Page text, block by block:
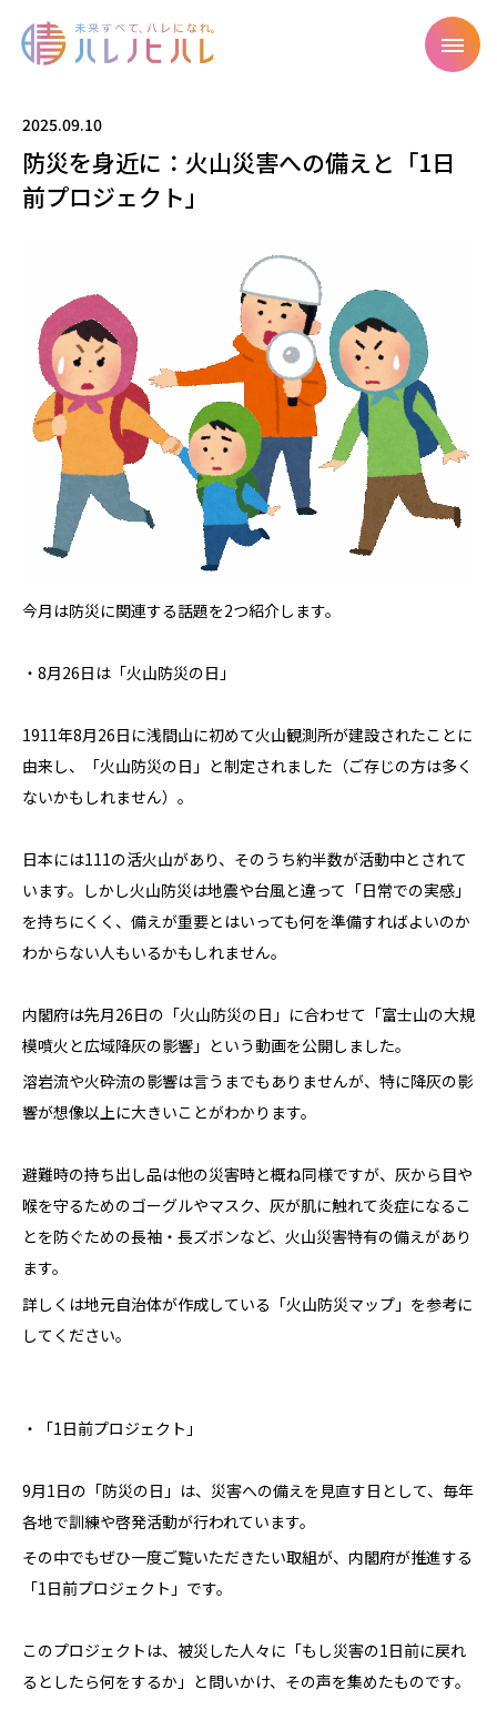
2025.09.10
防災を身近に：火山災害への備えと「1日
前プロジェクト」
今月は防災に関連する話題を2つ紹介します。
・8月26日は「火山防災の日」
1911年8月26日に浅間山に初めて火山観測所が建設されたことに
由来し、「火山防災の日」と制定されました（ご存じの方は多く
ないかもしれません）。
日本には111の活火山があり、そのうち約半数が活動中とされて
います。しかし火山防災は地震や台風と違って「日常での実感」
を持ちにくく、備えが重要とはいっても何を準備すればよいのか
わからない人もいるかもしれません。
内閣府は先月26日の「火山防災の日」に合わせて「富士山の大規
模噴火と広域降灰の影響」という動画を公開しました。
溶岩流や火砕流の影響は言うまでもありませんが、特に降灰の影
響が想像以上に大きいことがわかります。
避難時の持ち出し品は他の災害時と概ね同様ですが、灰から目や
喉を守るためのゴーグルやマスク、灰が肌に触れて炎症になるこ
とを防ぐための長袖・長ズボンなど、火山災害特有の備えがあり
ます。
詳しくは地元自治体が作成している「火山防災マップ」を参考に
してください。
・「1日前プロジェクト」
9月1日の「防災の日」は、災害への備えを見直す日として、毎年
各地で訓練や啓発活動が行われています。
その中でもぜひ一度ご覧いただきたい取組が、内閣府が推進する
「1日前プロジェクト」です。
このプロジェクトは、被災した人々に「もし災害の1日前に戻れ
るとしたら何をするか」と問いかけ、その声を集めたものです。